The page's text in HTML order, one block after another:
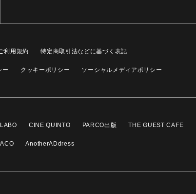
利用規約 特定商取引法などに基づく表記
ー クッキーポリシー ソーシャルメディアポリシー
CINE QUINTO PARCO出版 THE GUEST CAFE
AnotherADdress